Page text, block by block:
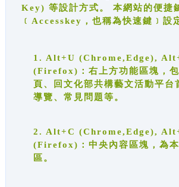
Key) 等設計方式。 本網站的便捷
﹝Accesskey，也稱為快速鍵﹞設
1. Alt+U (Chrome,Edge),
(Firefox)：右上方功能區塊，
頁、回文化部共構藝文活動平台
導覽、常見問題等。
2. Alt+C (Chrome,Edge),
(Firefox)：中央內容區塊，為
區。